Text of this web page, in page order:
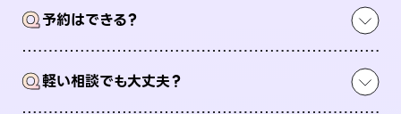
Q予約はできる？
Q軽い相談でも大丈夫？